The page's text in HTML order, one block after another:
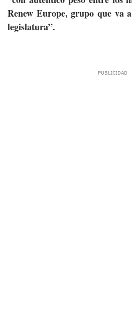
Renew Europe, grupo que va
legislatura”.